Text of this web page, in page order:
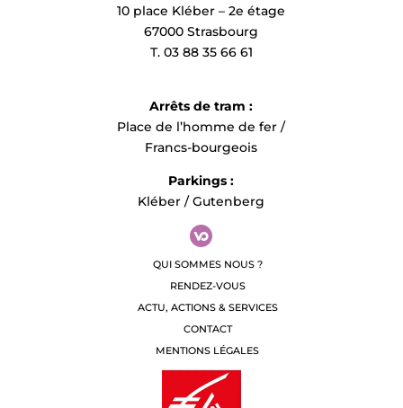
10 place Kléber – 2e étage
67000 Strasbourg
T. 03 88 35 66 61
Arrêts de tram :
Place de l’homme de fer /
Francs-bourgeois
Parkings :
Kléber / Gutenberg
QUI SOMMES NOUS ?
RENDEZ-VOUS
ACTU, ACTIONS & SERVICES
CONTACT
MENTIONS LÉGALES